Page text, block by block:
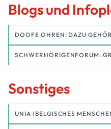
Blogs und
DOOFE OHREN: DAZU
SCHWERHÖRIGENFORUM:
Sonstiges
UNIA (BELGISCHES